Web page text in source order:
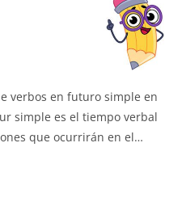
verbos en futuro simple en
simple es el tiempo verbal
que ocurrirán en el…